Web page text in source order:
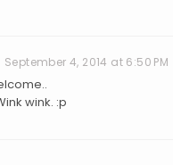
September 4, 2014 at 6:50 PM
wink. :p